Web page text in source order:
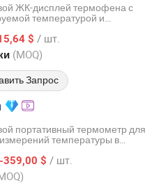
ЖК-дисплей термофена с
температурой и
$ / шт.
(MOQ)
Запрос
Ltd.
портативный термометр для
температуры в
359,00 $ / шт.
Instrument Co., Ltd.